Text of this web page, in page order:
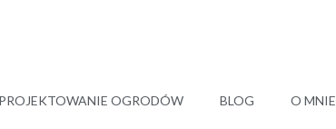
PROJEKTOWANIE OGRODÓW BLOG O MNIE